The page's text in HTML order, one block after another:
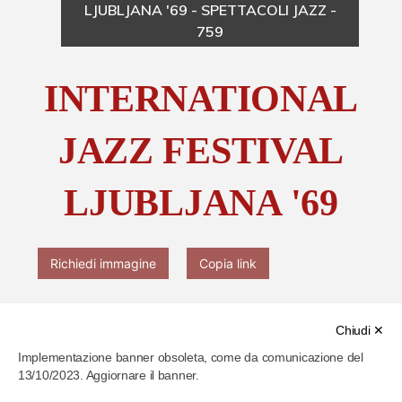
Contattaci
LJUBLJANA '69 - SPETTACOLI JAZZ -
759
INTERNATIONAL
JAZZ FESTIVAL
LJUBLJANA '69
Richiedi immagine Copia link
Cod. identificativo
Chiudi ✕
Implementazione banner obsoleta, come da comunicazione del
13/10/2023. Aggiornare il banner.